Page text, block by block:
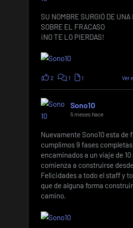
SU NOMBRE SURGIÓ DE UNA
SOBRE EL FRACASO
¡NO TE LO PIERDAS!
2 1 1 Ver
Sono10
5 meses hace
Nuevamente Sono10 esta de
cumplimos 9 fases
encaminados a un viaje de 10
comienza a construirse
Felicidades a todo el staff y
que de alguna forma
camino.